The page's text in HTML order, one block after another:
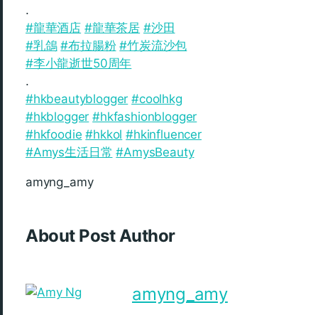
.
#龍華酒店 #龍華茶居 #沙田
#乳鴿 #布拉腸粉 #竹炭流沙包
#李小龍逝世50周年
.
#hkbeautyblogger #coolhkg
#hkblogger #hkfashionblogger
#hkfoodie #hkkol #hkinfluencer
#Amys生活日常 #AmysBeauty
amyng_amy
About Post Author
amyng_amy